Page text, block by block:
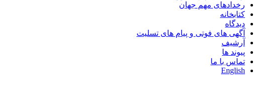
رخدادهای مهم جهان
کتابخانه
دیدگاه
آگهی های فوتی و پیام های تسلیت
آرشیف
پیوند ها
تماس با ما
English